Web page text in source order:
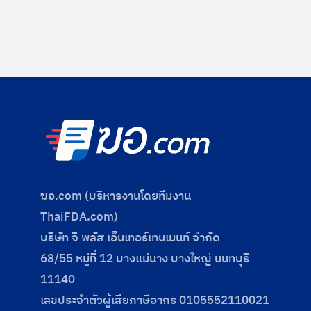
ฆอ.com (บริหารงานโดยทีมงาน
ThaiFDA.com)
บริษัท จี พลัส เอ็นเทอร์เทนเมนท์ จำกัด
68/55 หมู่ที่ 12 บางแม่นาง บางใหญ่ นนทบุรี
11140
เลขประจําตัวผู้เสียภาษีอากร 0105552110021